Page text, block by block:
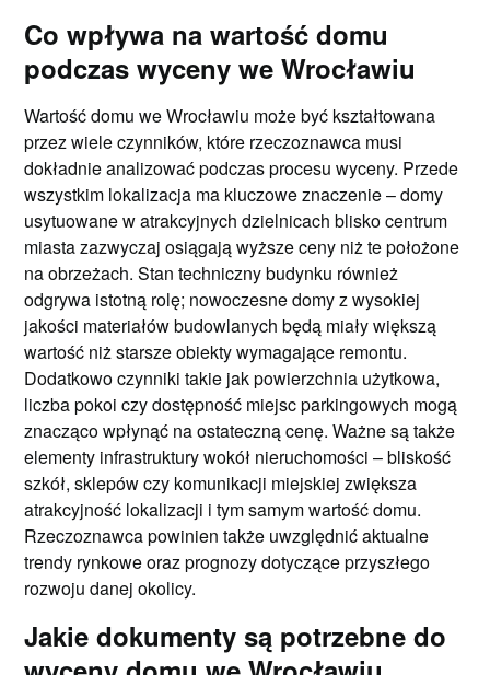
Co wpływa na wartość domu
podczas wyceny we Wrocławiu
Wartość domu we Wrocławiu może być kształtowana
przez wiele czynników, które rzeczoznawca musi
dokładnie analizować podczas procesu wyceny. Przede
wszystkim lokalizacja ma kluczowe znaczenie – domy
usytuowane w atrakcyjnych dzielnicach blisko centrum
miasta zazwyczaj osiągają wyższe ceny niż te położone
na obrzeżach. Stan techniczny budynku również
odgrywa istotną rolę; nowoczesne domy z wysokiej
jakości materiałów budowlanych będą miały większą
wartość niż starsze obiekty wymagające remontu.
Dodatkowo czynniki takie jak powierzchnia użytkowa,
liczba pokoi czy dostępność miejsc parkingowych mogą
znacząco wpłynąć na ostateczną cenę. Ważne są także
elementy infrastruktury wokół nieruchomości – bliskość
szkół, sklepów czy komunikacji miejskiej zwiększa
atrakcyjność lokalizacji i tym samym wartość domu.
Rzeczoznawca powinien także uwzględnić aktualne
trendy rynkowe oraz prognozy dotyczące przyszłego
rozwoju danej okolicy.
Jakie dokumenty są potrzebne do